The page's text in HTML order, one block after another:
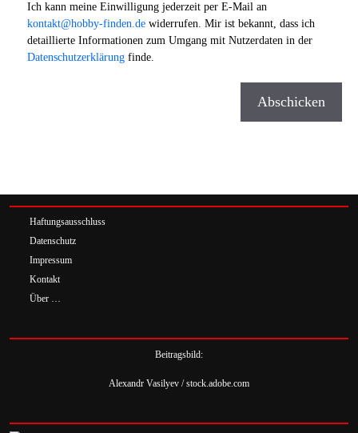
Ich kann meine Einwilligung jederzeit per E-Mail an
kontakt@hobby-finden.de widerrufen. Mir ist bekannt, dass ich
detaillierte Informationen zum Umgang mit Nutzerdaten in der
Datenschutzerklärung finde.
Haftungsausschluss
Datenschutz
Impressum
Kontakt
Über …
Beitragsbild:
Alexandr Vasilyev / stock.adobe.com